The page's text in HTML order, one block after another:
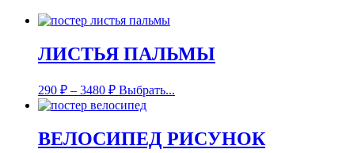
ЛИСТЬЯ ПАЛЬМЫ
290 ₽ – 3480 ₽ Выбрать...
ВЕЛОСИПЕД РИСУНОК